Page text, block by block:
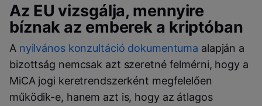
Az EU vizsgálja, mennyire
bíznak az emberek a kriptóban
A nyilvános konzultáció dokumentuma alapján a
bizottság nemcsak azt szeretné felmérni, hogy a
MiCA jogi keretrendszerként megfelelően
működik-e, hanem azt is, hogy az átlagos